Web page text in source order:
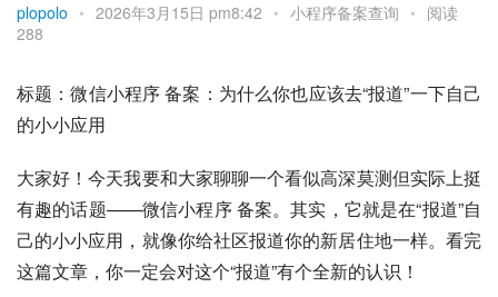
plopolo • 2026年3月15日 pm8:42 • 小程序备案查询 • 阅读
288
标题：微信小程序 备案：为什么你也应该去“报道”一下自己
的小小应用
大家好！今天我要和大家聊聊一个看似高深莫测但实际上挺
有趣的话题——微信小程序 备案。其实，它就是在“报道”自
己的小小应用，就像你给社区报道你的新居住地一样。看完
这篇文章，你一定会对这个“报道”有个全新的认识！